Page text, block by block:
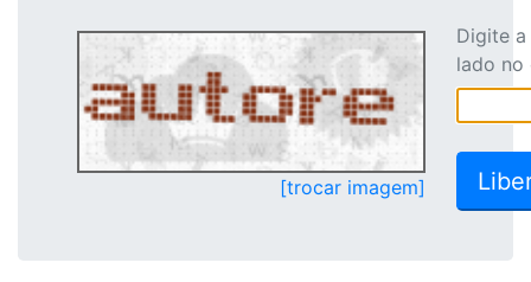
[trocar imagem]
Digite
lado no